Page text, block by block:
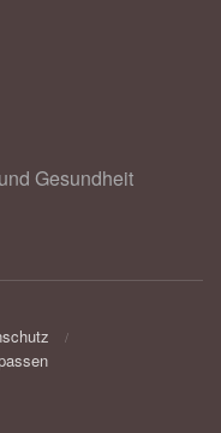
Gesundheit